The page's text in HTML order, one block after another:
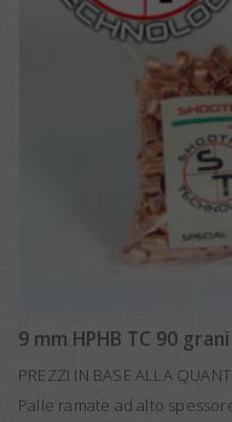
9 mm HPHB TC 90
PREZZI IN BASE ALLA
Palle ramate ad alto